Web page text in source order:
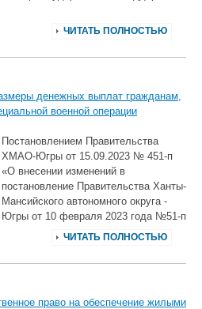
ЧИТАТЬ ПОЛНОСТЬЮ
денежных выплат гражданам,
военной операции
Постановлением Правительства
ХМАО-Югры от 15.09.2023 № 451-п
«О внесении изменений в
постановление Правительства Ханты-
Мансийского автономного округа -
Югры от 10 февраля 2023 года №51-п
ЧИТАТЬ ПОЛНОСТЬЮ
право на обеспечение жилыми